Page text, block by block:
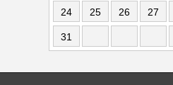
24 25 26 27
31